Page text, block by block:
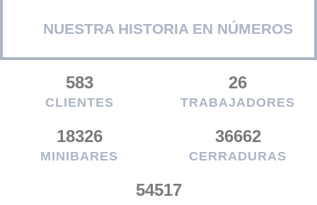
NUESTRA HISTORIA EN NÚMEROS
CLIENTES
642
TRABAJADORES
29
MINIBARES
20150
CERRADURAS
40350
60000